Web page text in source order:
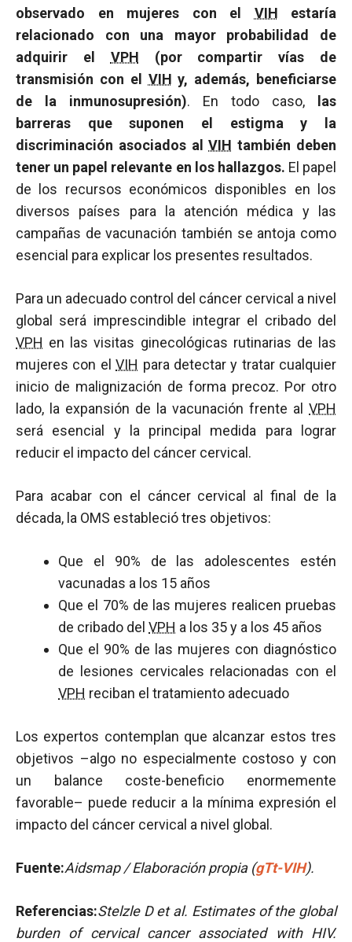
observado en mujeres con el VIH estaría
relacionado con una mayor probabilidad de
adquirir el VPH (por compartir vías de
transmisión con el VIH y, además, beneficiarse
de la inmunosupresión). En todo caso,
las
barreras que suponen el estigma y la
discriminación asociados alVIH también deben
tener un papel relevante en los hallazgos. El papel
de los recursos económicos disponibles en los
diversos países para la atención médica y las
campañas de vacunación también se antoja como
esencial para explicar los presentes resultados.
Para un adecuado control del cáncer cervical a nivel
global será imprescindible integrar el cribado del
VPH en las visitas ginecológicas rutinarias de las
mujeres con elVIH para detectar y tratar cualquier
inicio de malignización de forma precoz. Por otro
lado, la expansión de la vacunación frente al VPH
será esencial y la principal medida para lograr
reducir el impacto del cáncer cervical.
Para acabar con el cáncer cervical al final de la
década, la OMS estableció tres objetivos:
Que el 90% de las adolescentes estén
vacunadas a los 15 años
Que el 70% de las mujeres realicen pruebas
de cribado del VPH a los 35 y a los 45 años
Que el 90% de las mujeres con diagnóstico
de lesiones cervicales relacionadas con el
VPH reciban el tratamiento adecuado
Los expertos contemplan que alcanzar estos tres
objetivos –algo no especialmente costoso y con
un balance coste-beneficio enormemente
favorable– puede reducir a la mínima expresión el
impacto del cáncer cervical a nivel global.
Fuente:Aidsmap / Elaboración propia (gTt-VIH).
Referencias:Stelzle D et al. Estimates of the global
burden of cervical cancer associated with HIV.